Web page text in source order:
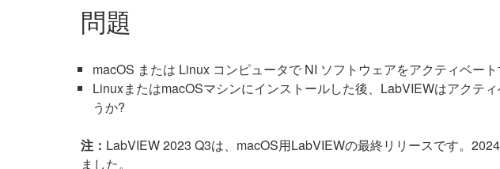
問題
macOS または Linux コンピュータで NI ソフトウェアをアクティベー
LinuxまたはmacOSマシンにインストールした後、LabVIEWはアクテ
うか?
注： LabVIEW 2023 Q3は、macOS用LabVIEWの最終リリースです。
ました。